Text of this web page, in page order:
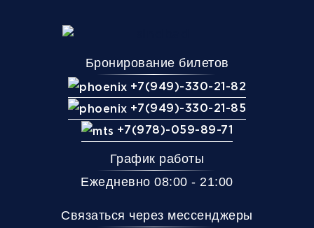
Бронирование билетов
+7(949)-330-21-82
+7(949)-330-21-85
+7(978)-059-89-71
График работы
Ежедневно 08:00 - 21:00
Связаться через мессенджеры